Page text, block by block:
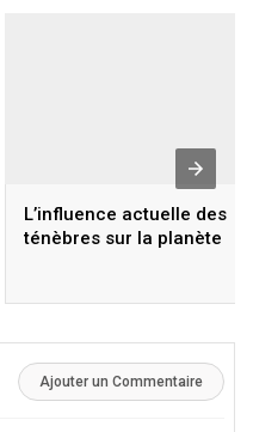
L’influence actuelle des
ténèbres sur la planète
Ajouter un Commentaire